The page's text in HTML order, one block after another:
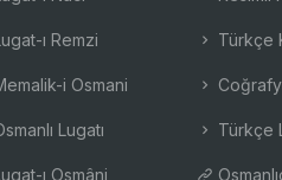
ı Remzi
i Osmani
Lugatı
ı Osmâni
Türkçe
Türkçe